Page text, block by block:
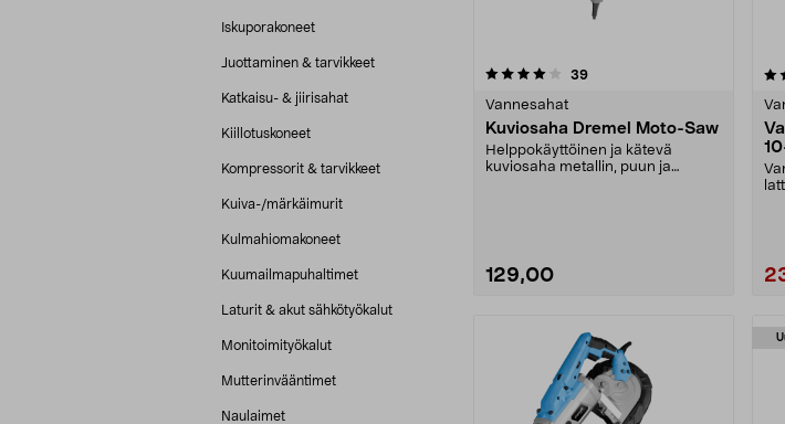
Iskuporakoneet
Juottaminen & tarvikkeet
Katkaisu- & jiirisahat
Kiillotuskoneet
Kompressorit & tarvikkeet
Kuiva-/märkäimurit
Kulmahiomakoneet
Kuumailmapuhaltimet
Laturit & akut sähkötyökalut
Monitoimityökalut
Mutterinvääntimet
Naulaimet
39arvostelut
Vannesahat
Kuviosaha Dremel Moto-Saw
Helppokäyttöinen ja kätevä
kuviosaha metallin, puun ja
129,00
3.5 viidestä